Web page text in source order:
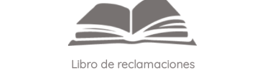
Libro de reclamaciones